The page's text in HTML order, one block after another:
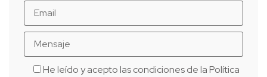
He leído y acepto las condiciones de laPolítica